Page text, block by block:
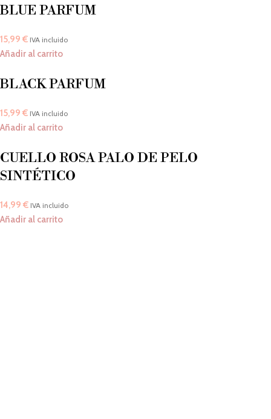
BLUE PARFUM
15,99 € IVA incluido
Añadir al carrito
BLACK PARFUM
15,99 € IVA incluido
Añadir al carrito
CUELLO ROSA PALO DE PELO
SINTÉTICO
14,99 € IVA incluido
Añadir al carrito